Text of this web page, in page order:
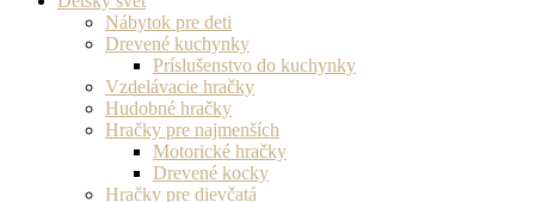
Nábytok pre deti
Drevené kuchynky
Príslušenstvo do kuchynky
Vzdelávacie hračky
Hudobné hračky
Hračky pre najmenších
Motorické hračky
Drevené kocky
Hračky pre dievčatá